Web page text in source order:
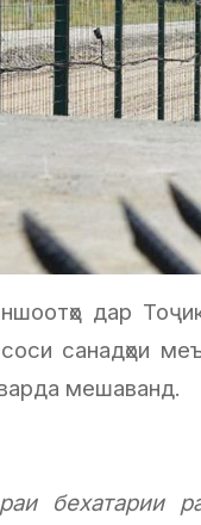
дар
санадҳои
мешаванд.
бехатарии